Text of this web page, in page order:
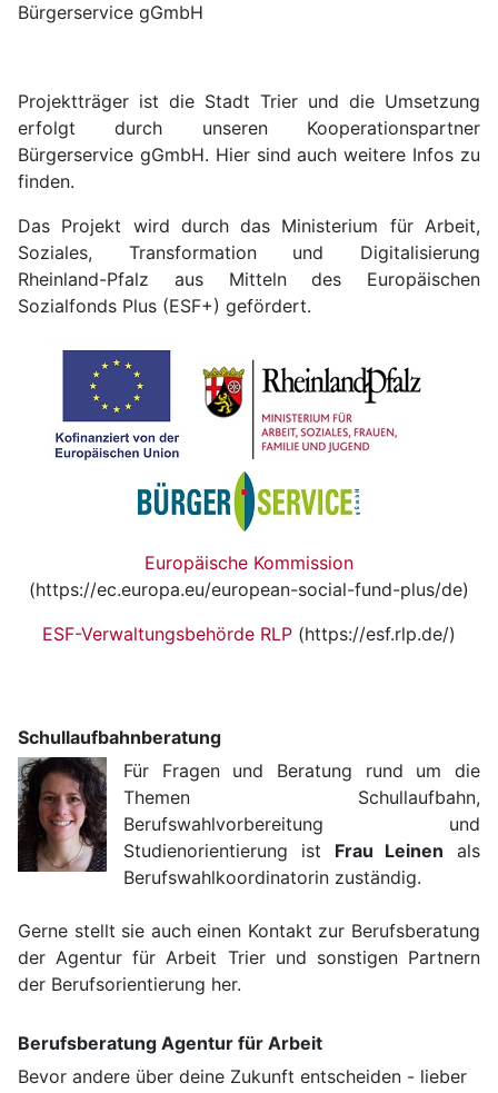
Bürgerservice gGmbH
Projektträger ist die Stadt Trier und die Umsetzung
erfolgt durch unseren Kooperationspartner
Bürgerservice gGmbH. Hier sind auch weitere Infos zu
finden.
Das Projekt wird durch das Ministerium für Arbeit,
Soziales, Transformation und Digitalisierung
Rheinland-Pfalz aus Mitteln des Europäischen
Sozialfonds Plus (ESF+) gefördert.
Europäische Kommission
(https://ec.europa.eu/european-social-fund-plus/de)
ESF-Verwaltungsbehörde RLP (https://esf.rlp.de/)
Schullaufbahnberatung
Für Fragen und Beratung rund um die
Themen Schullaufbahn,
Berufswahlvorbereitung und
Studienorientierung ist Frau Leinen als
Berufswahlkoordinatorin zuständig.
Gerne stellt sie auch einen Kontakt zur Berufsberatung
der Agentur für Arbeit Trier und sonstigen Partnern
der Berufsorientierung her.
Berufsberatung Agentur für Arbeit
Bevor andere über deine Zukunft entscheiden - lieber